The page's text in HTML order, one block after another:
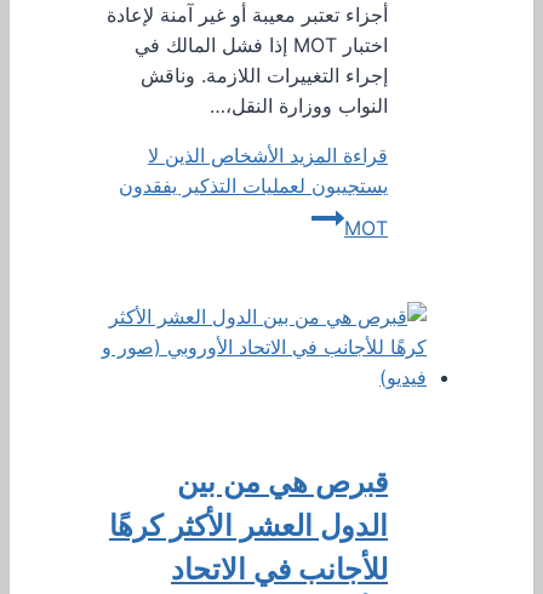
أجزاء تعتبر معيبة أو غير آمنة لإعادة
اختبار MOT إذا فشل المالك في
إجراء التغييرات اللازمة. وناقش
النواب ووزارة النقل،…
قراءة المزيد الأشخاص الذين لا
يستجيبون لعمليات التذكير يفقدون
MOT
قبرص هي من بين
الدول العشر الأكثر كرهًا
للأجانب في الاتحاد